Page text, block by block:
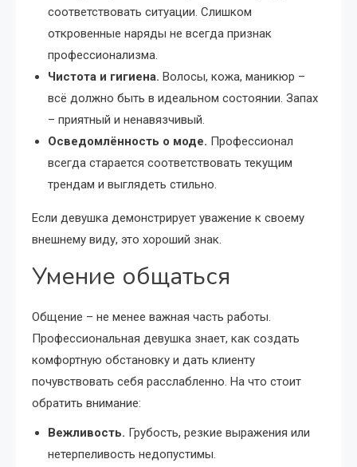
соответствовать ситуации. Слишком
откровенные наряды не всегда признак
профессионализма.
Чистота и гигиена. Волосы, кожа, маникюр –
всё должно быть в идеальном состоянии. Запах
– приятный и ненавязчивый.
Осведомлённость о моде. Профессионал
всегда старается соответствовать текущим
трендам и выглядеть стильно.
Если девушка демонстрирует уважение к своему
внешнему виду, это хороший знак.
Умение общаться
Общение – не менее важная часть работы.
Профессиональная девушка знает, как создать
комфортную обстановку и дать клиенту
почувствовать себя расслабленно. На что стоит
обратить внимание:
Вежливость. Грубость, резкие выражения или
нетерпеливость недопустимы.